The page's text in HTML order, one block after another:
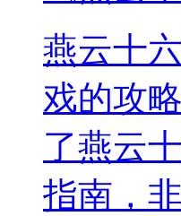
燕云十
戏的攻
了燕云
指南，